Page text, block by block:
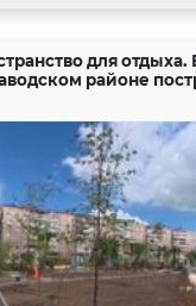
для отдыха.
районе